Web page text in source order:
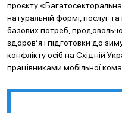
проєкту
натуральній формі, послуг
базових потреб,
здоров’я і підготовки до
конфлікту осіб на Східній
працівниками мобільної